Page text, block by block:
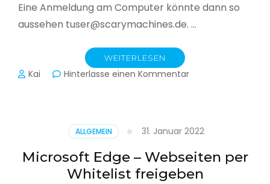
Eine Anmeldung am Computer könnte dann so
aussehen tuser@scarymachines.de. …
WEITERLESEN
Kai Hinterlasse einen Kommentarzu
(UPN)
im
Active
Directory
ALLGEMEIN 31. Januar 2022
Microsoft Edge – Webseiten per
Whitelist freigeben